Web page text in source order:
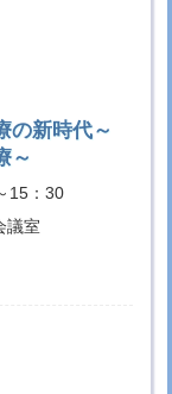
パスの動き
われました
学生の受入れプ
する助成金授与
クス
修了証書授与式
科の設置計画につ
の新時代～
～
15：30
議室